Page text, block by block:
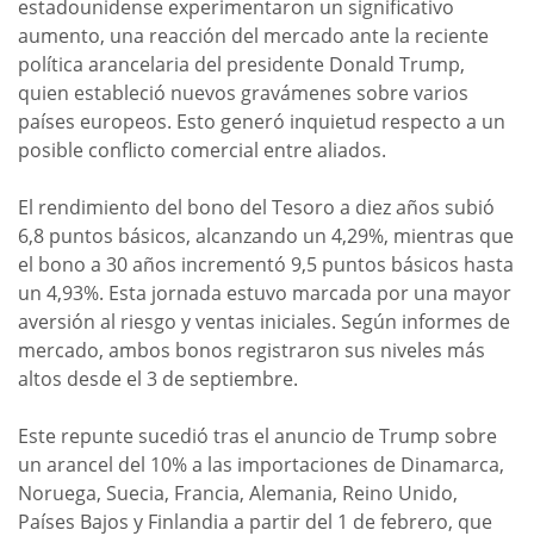
estadounidense experimentaron un significativo
aumento, una reacción del mercado ante la reciente
política arancelaria del presidente Donald Trump,
quien estableció nuevos gravámenes sobre varios
países europeos. Esto generó inquietud respecto a un
posible conflicto comercial entre aliados.
El rendimiento del bono del Tesoro a diez años subió
6,8 puntos básicos, alcanzando un 4,29%, mientras que
el bono a 30 años incrementó 9,5 puntos básicos hasta
un 4,93%. Esta jornada estuvo marcada por una mayor
aversión al riesgo y ventas iniciales. Según informes de
mercado, ambos bonos registraron sus niveles más
altos desde el 3 de septiembre.
Este repunte sucedió tras el anuncio de Trump sobre
un arancel del 10% a las importaciones de Dinamarca,
Noruega, Suecia, Francia, Alemania, Reino Unido,
Países Bajos y Finlandia a partir del 1 de febrero, que